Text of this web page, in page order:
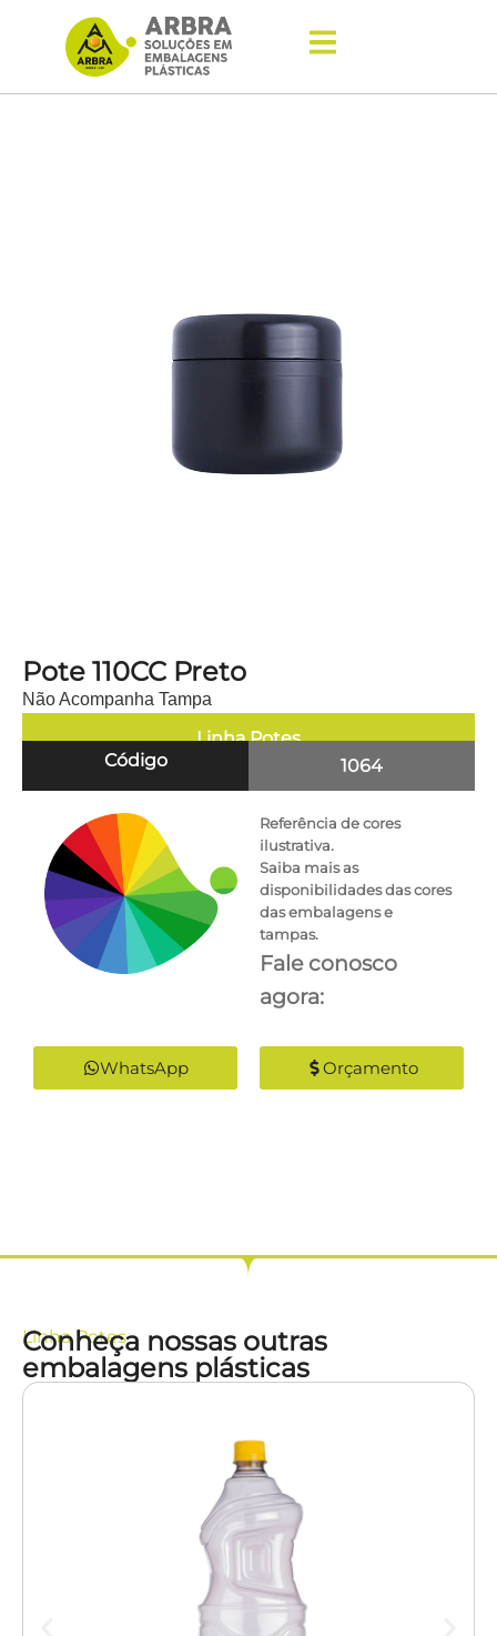
Pote 110CC Preto
Não Acompanha Tampa
Linha Potes
Código
1064
Referência de cores
ilustrativa.
Saiba mais as
disponibilidades das cores
das embalagens e
tampas.
Fale conosco
agora:
WhatsApp Orçamento
LinhaPotes
Conheça nossas outras
embalagens plásticas